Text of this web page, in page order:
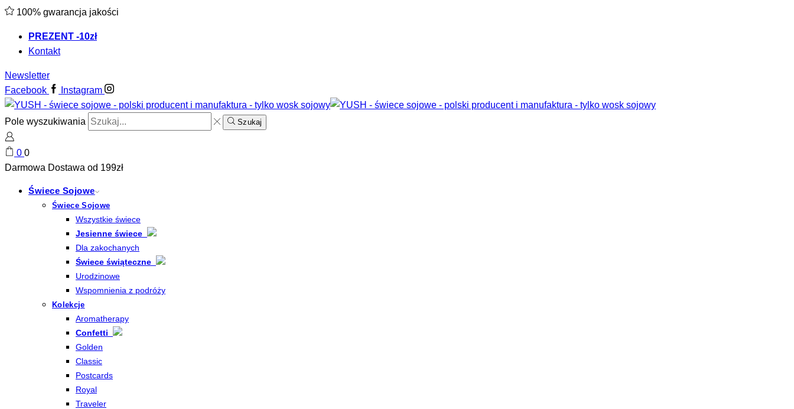
100% gwarancja jakości
PREZENT -10zł
Kontakt
Newsletter
Facebook
Instagram
Pole wyszukiwania Szukaj
0 0
Darmowa Dostawa od 199zł
Świece Sojowe
Świece Sojowe
Wszystkie świece
Jesienne świece
Dla zakochanych
Świece świąteczne
Urodzinowe
Wspomnienia z podróży
Kolekcje
Aromatherapy
Confetti
Golden
Classic
Postcards
Royal
Traveler